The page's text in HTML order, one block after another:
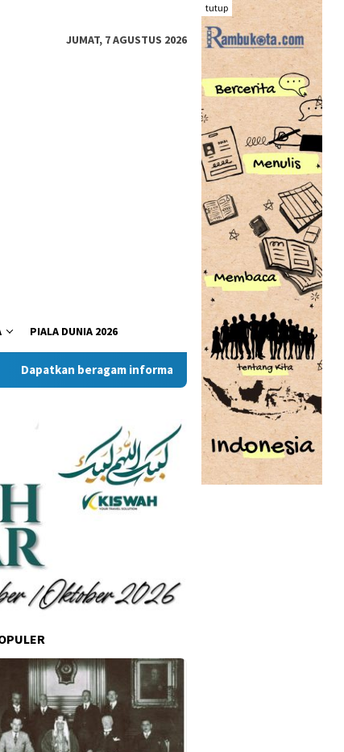
tutup
JUMAT, 7 AGUSTUS 2026
PIALA DUNIA 2026
Dapatkan beragam informasi dan berita menarik dari situs